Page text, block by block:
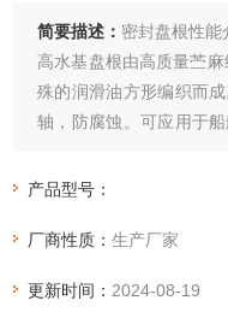
简要描述： 密封盘根性能
高水基盘根由高质量苎
殊的润滑油方形编织而
轴，防腐蚀。可应用于
产品型号：
厂商性质：生产厂家
更新时间： 2024-08-19